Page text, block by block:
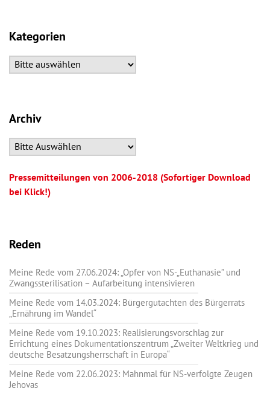
Kategorien
Archiv
Pressemitteilungen von 2006-2018 (Sofortiger Download
bei Klick!)
Reden
Meine Rede vom 27.06.2024: „Opfer von NS-„Euthanasie” und
Zwangssterilisation – Aufarbeitung intensivieren
Meine Rede vom 14.03.2024: Bürgergutachten des Bürgerrats
„Ernährung im Wandel“
Meine Rede vom 19.10.2023: Realisierungsvorschlag zur
Errichtung eines Dokumentationszentrum „Zweiter Weltkrieg und
deutsche Besatzungsherrschaft in Europa“
Meine Rede vom 22.06.2023: Mahnmal für NS-verfolgte Zeugen
Jehovas